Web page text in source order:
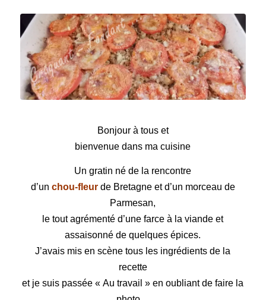
Bonjour à tous et
bienvenue dans ma cuisine
Un gratin né de la rencontre
d’un chou-fleurde Bretagne et d’un morceau de
Parmesan,
le tout agrémenté d’une farce à la viandeet
assaisonné de quelques épices.
J’avais mis en scène tous les ingrédients de la
recette
et je suis passée « Au travail » en oubliant de faire la